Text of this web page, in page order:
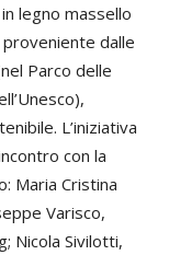
legno massello
dalle
Parco delle
L’iniziativa
con la
Maria Cristina
Varisco,
Nicola Sivilotti,